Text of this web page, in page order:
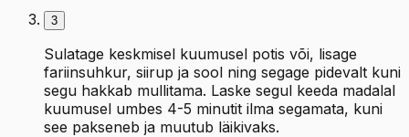
3
Sulatage keskmisel kuumusel potis või, lisage
fariinsuhkur, siirup ja sool ning segage pidevalt kuni
segu hakkab mullitama. Laske segul keeda madalal
kuumusel umbes 4-5 minutit ilma segamata, kuni
see pakseneb ja muutub läikivaks.